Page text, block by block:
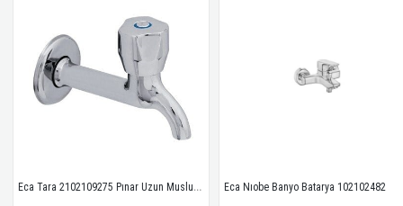
Eca Tara 2102109275 Pınar Uzun Musluk Süzgeçli Eca Eca Nıobe Banyo Batarya 102102482